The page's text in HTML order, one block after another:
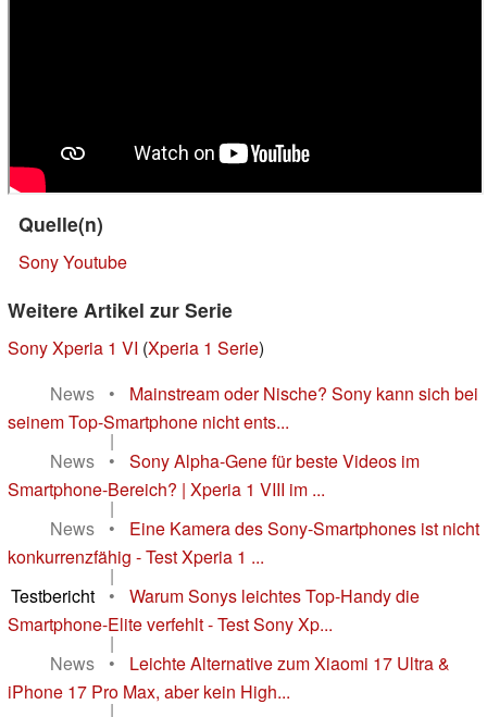
Quelle(n)
Sony Youtube
Weitere Artikel zur Serie
Sony Xperia 1 VI (Xperia 1 Serie)
News
•
Mainstream oder Nische? Sony kann sich bei
seinem Top-Smartphone nicht ents...
|
News
•
Sony Alpha-Gene für beste Videos im
Smartphone-Bereich? | Xperia 1 VIII im ...
|
News
•
Eine Kamera des Sony-Smartphones ist nicht
konkurrenzfähig - Test Xperia 1 ...
|
Testbericht
•
Warum Sonys leichtes Top-Handy die
Smartphone-Elite verfehlt - Test Sony Xp...
|
News
•
Leichte Alternative zum Xiaomi 17 Ultra &
iPhone 17 Pro Max, aber kein High...
|